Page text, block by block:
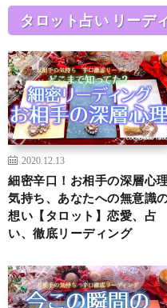
タロット占い リーデ
2020.12.13
細密辛口！お相手の深層心
気持ち、あなたへの無意識
想い【タロット】恋愛、占
い、徹底リーディング